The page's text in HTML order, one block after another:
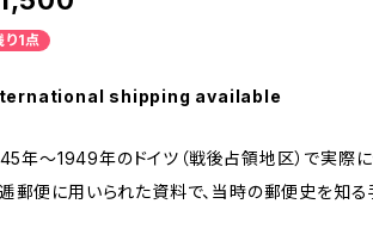
り1点
shipping available
年～1949年のドイツ（戦後占領地区）で実際
郵便に用いられた資料で、当時の郵便史を知る